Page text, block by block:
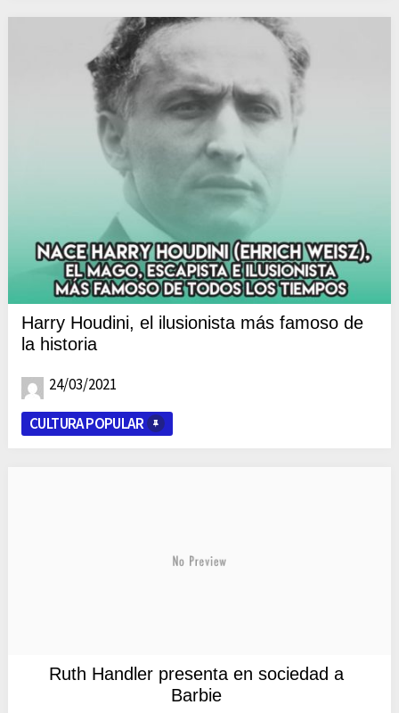
Harry Houdini, el ilusionista más famoso de
la historia
24/03/2021
CULTURA POPULAR
Ruth Handler presenta en sociedad a
Barbie